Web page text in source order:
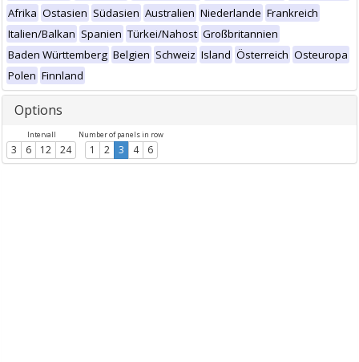
Afrika Ostasien Südasien Australien Niederlande Frankreich
Italien/Balkan Spanien Türkei/Nahost Großbritannien
Baden Württemberg Belgien Schweiz Island Österreich Osteuropa
Polen Finnland
Options
Intervall
3 6 12 24
Number of panels in row
1 2 3 4 6